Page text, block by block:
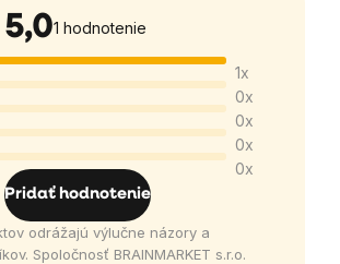
5,0Priemerné
hodnotenie
produktu
je
5,0
z
5
1 hodnotenie
1x
0x
0x
0x
0x
Pridať hodnotenie
odrážajú výlučne názory a
Spoločnosť BRAINMARKET s.r.o.